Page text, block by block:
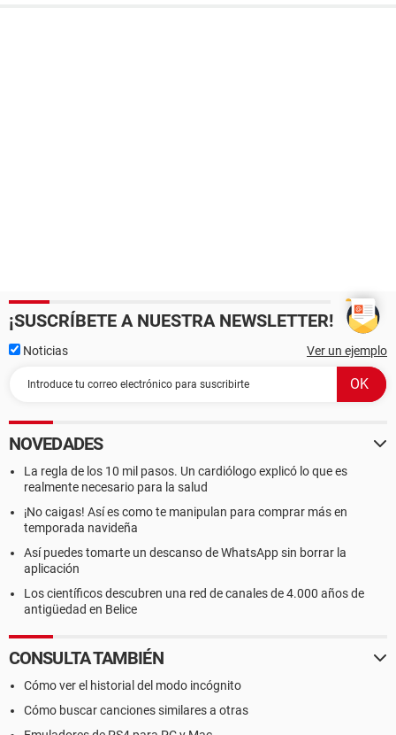
¡SUSCRÍBETE A NUESTRA NEWSLETTER!
Noticias Ver un ejemplo
NOVEDADES
La regla de los 10 mil pasos. Un cardiólogo explicó lo que es
realmente necesario para la salud
¡No caigas! Así es como te manipulan para comprar más en
temporada navideña
Así puedes tomarte un descanso de WhatsApp sin borrar la
aplicación
Los científicos descubren una red de canales de 4.000 años de
antigüedad en Belice
CONSULTA TAMBIÉN
Cómo ver el historial del modo incógnito
Cómo buscar canciones similares a otras